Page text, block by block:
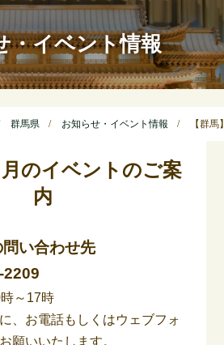
・イベント情報
群馬県 お知らせ・イベント情報 【群
月のイベントのご案
内
い合わせ先
2209
～17時
、お電話もしくはウェブフォ
願いいたします。